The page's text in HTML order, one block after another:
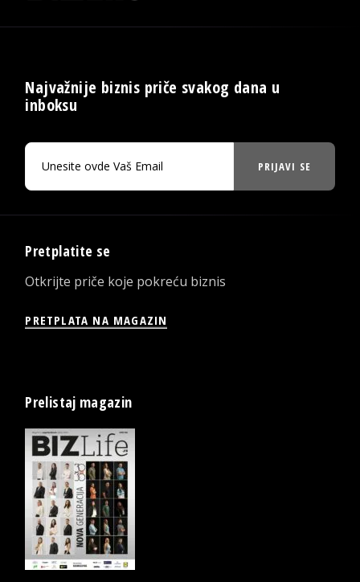
Najvažnije biznis priče svakog dana u
inboksu
PRIJAVI SE
Pretplatite se
Otkrijte priče koje pokreću biznis
PRETPLATA NA MAGAZIN
Prelistaj magazin